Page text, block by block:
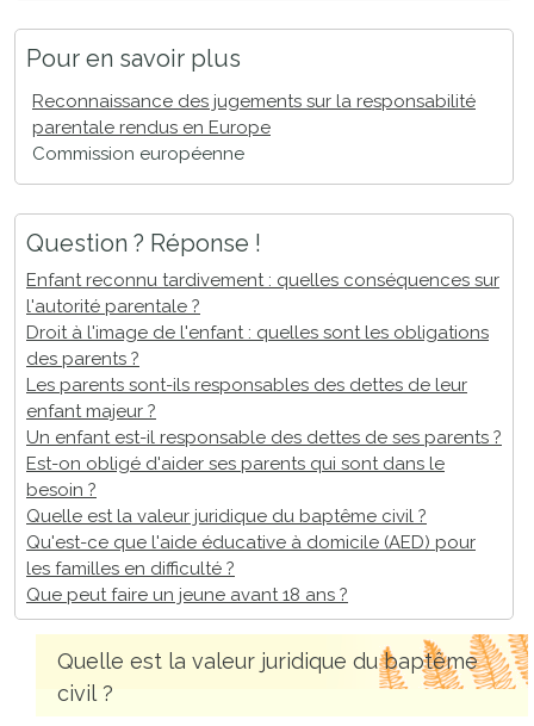
Pour en savoir plus
Reconnaissance des jugements sur la responsabilité
parentale rendus en Europe
Commission européenne
Question ? Réponse !
Enfant reconnu tardivement : quelles conséquences sur
l'autorité parentale ?
Droit à l'image de l'enfant : quelles sont les obligations
des parents ?
Les parents sont-ils responsables des dettes de leur
enfant majeur ?
Un enfant est-il responsable des dettes de ses parents ?
Est-on obligé d'aider ses parents qui sont dans le
besoin ?
Quelle est la valeur juridique du baptême civil ?
Qu'est-ce que l'aide éducative à domicile (AED) pour
les familles en difficulté ?
Que peut faire un jeune avant 18 ans ?
Quelle est la valeur juridique du baptême
civil ?